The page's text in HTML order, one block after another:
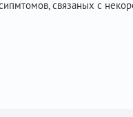
связаных с